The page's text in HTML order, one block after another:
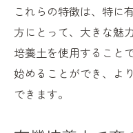
これらの特徴は、特に
方にとって、大きな魅
培養土を使用すること
始めることができ、よ
できます。